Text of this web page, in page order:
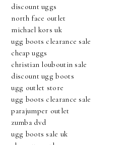
discount uggs
north face outlet
michael kors uk
ugg boots clearance sale
cheap uggs
christian louboutin sale
discount ugg boots
ugg outlet store
ugg boots clearance sale
parajumper outlet
zumba dvd
ugg boots sale uk